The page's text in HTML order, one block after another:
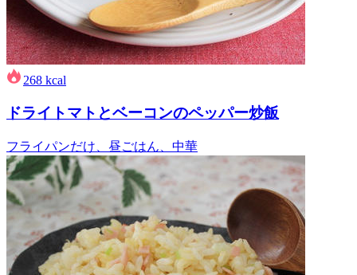
268 kcal
ドライトマトとベーコンのペッパー炒飯
フライパンだけ、昼ごはん、中華